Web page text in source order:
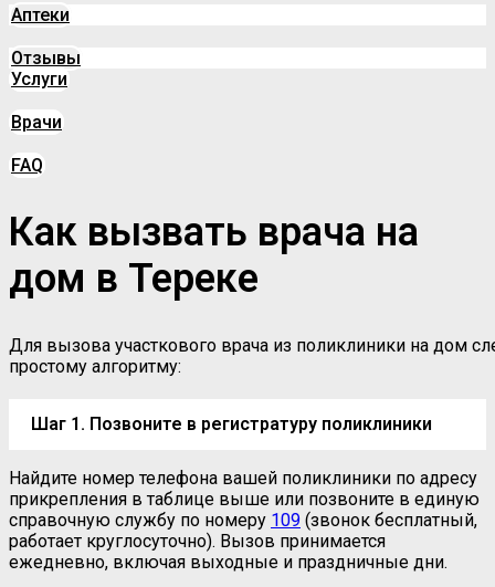
Аптеки
Отзывы
Услуги
Врачи
FAQ
Как вызвать врача на
дом в Тереке
Для вызова участкового врача из поликлиники на дом
простому алгоритму:
Шаг 1. Позвоните в регистратуру поликлиники
Найдите номер телефона вашей поликлиники по адресу
прикрепления в таблице выше или позвоните в единую
справочную службу по номеру 109 (звонок бесплатный,
работает круглосуточно). Вызов принимается
ежедневно, включая выходные и праздничные дни.